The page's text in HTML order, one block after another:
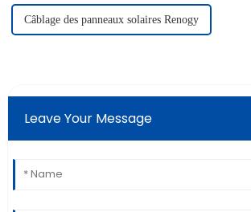
Câblage des panneaux solaires Renogy
Leave Your Message